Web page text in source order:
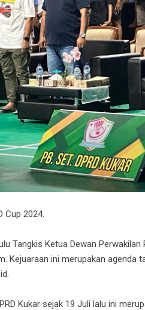
Cup 2024.
Tangkis Ketua Dewan Perwakilan
Kejuaraan ini merupakan agenda
Kukar sejak 19 Juli lalu ini